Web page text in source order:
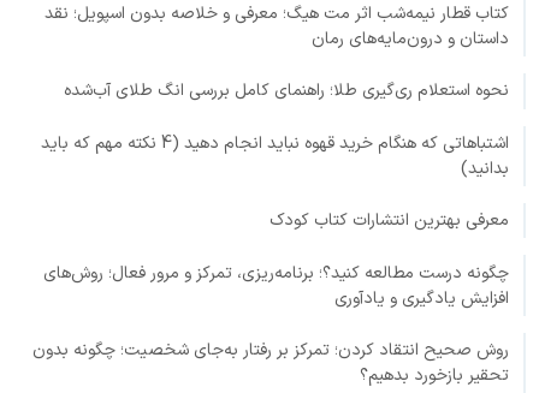
کتاب قطار نیمه‌شب اثر مت هیگ؛ معرفی و خلاصه بدون اسپویل؛ نقد
داستان و درون‌مایه‌های رمان
نحوه استعلام ری‌گیری طلا؛ راهنمای کامل بررسی انگ طلای آب‌شده
اشتباهاتی که هنگام خرید قهوه نباید انجام دهید (4 نکته مهم که باید
بدانید)
معرفی بهترین انتشارات کتاب کودک
چگونه درست مطالعه کنید؟؛ برنامه‌ریزی، تمرکز و مرور فعال؛ روش‌های
افزایش یادگیری و یادآوری
روش صحیح انتقاد کردن؛ تمرکز بر رفتار به‌جای شخصیت؛ چگونه بدون
تحقیر بازخورد بدهیم؟